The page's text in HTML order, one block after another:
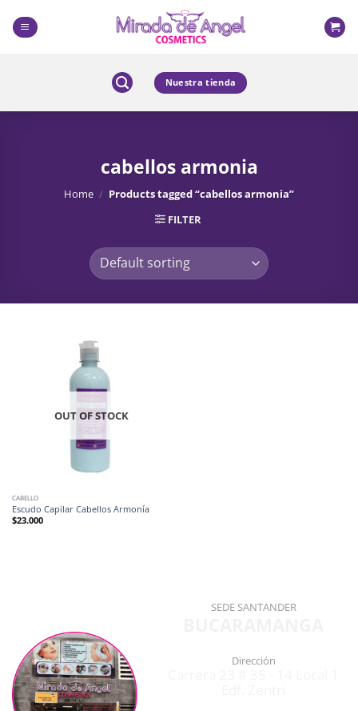
content
Nuestra tienda
cabellos armonia
Home / Products tagged “cabellos armonia”
FILTER
OUT OF STOCK
CABELLO
Escudo Capilar Cabellos Armonía
$23.000
SEDE SANTANDER
Dirección